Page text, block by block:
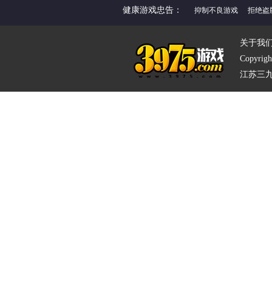
健康游戏忠告： 抑制不良游戏 拒绝盗
关于我
江苏三